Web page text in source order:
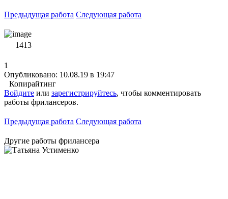
Предыдущая работа Следующая работа
1413
1
Опубликовано: 10.08.19 в 19:47
Копирайтинг
Войдите или зарегистрируйтесь, чтобы комментировать
работы фрилансеров.
Предыдущая работа Следующая работа
Другие работы фрилансера